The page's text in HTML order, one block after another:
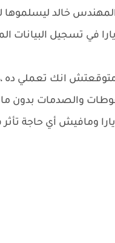
خالد ليسلموها
في تسجيل البيانات
متوقعتش انك تعملي ده
والصدمات بدون
ومافيش أي حاجة